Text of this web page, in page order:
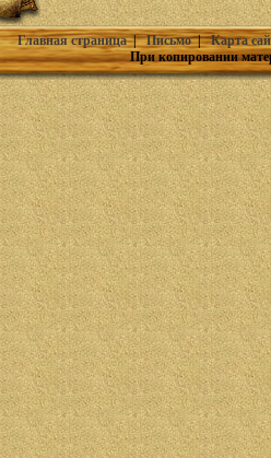
Главная страница|Письмо|Карта
При копировании